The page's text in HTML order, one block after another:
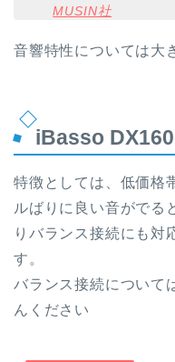
MUSIN社
音響特性については大
iBasso
特徴としては、低価格
ルばりに良い音がでる
りバランス接続にも対
す。
バランス接続について
んください